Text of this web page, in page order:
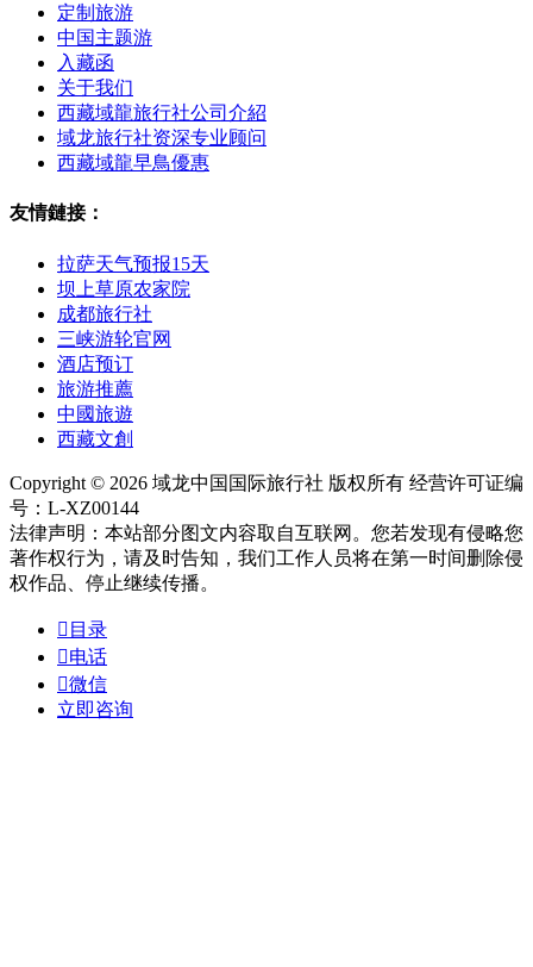
定制旅游
中国主题游
入藏函
关于我们
西藏域龍旅行社公司介紹
域龙旅行社资深专业顾问
西藏域龍早鳥優惠
友情鏈接：
拉萨天气预报15天
坝上草原农家院
成都旅行社
三峡游轮官网
酒店预订
旅游推薦
中國旅遊
西藏文創
Copyright © 2026 域龙中国国际旅行社 版权所有 经营许可证编
号：L-XZ00144
法律声明：本站部分图文内容取自互联网。您若发现有侵略您
著作权行为，请及时告知，我们工作人员将在第一时间删除侵
权作品、停止继续传播。
 目录
电话
微信
立即咨询